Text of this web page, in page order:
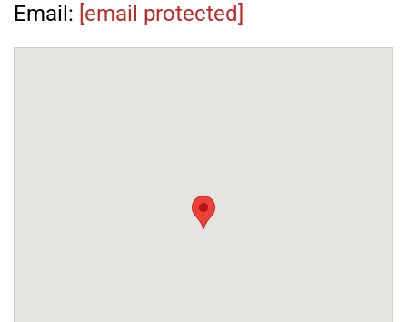
Email: [email protected]